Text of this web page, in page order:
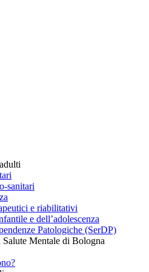
sanitari
e riabilitativi
e dell’adolescenza
Patologiche (SerDP)
Mentale di Bologna